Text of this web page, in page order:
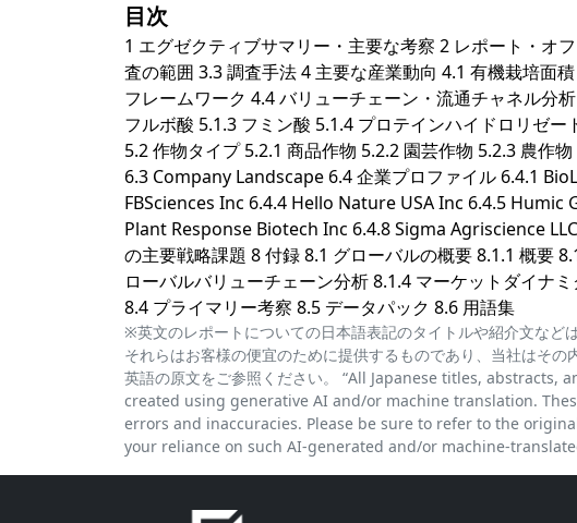
目次
1 エグゼクティブサマリー・主要な考察 2 レポート・オ
査の範囲 3.3 調査手法 4 主要な産業動向 4.1 有機栽培面
フレームワーク 4.4 バリューチェーン・流通チャネル分
フルボ酸 5.1.3 フミン酸 5.1.4 プロテインハイドロリゼ
5.2 作物タイプ 5.2.1 商品作物 5.2.2 園芸作物 5.2.3 農作
6.3 Company Landscape 6.4 企業プロファイル 6.4.1
FBSciences Inc 6.4.4 Hello Nature USA Inc 6.4.5
Plant Response Biotech Inc 6.4.8 Sigma Agriscience
の主要戦略課題 8 付録 8.1 グローバルの概要 8.1.1 概要
ローバルバリューチェーン分析 8.1.4 マーケットダイナ
8.4 プライマリー考察 8.5 データパック 8.6 用語集
※英文のレポートについての日本語表記のタイトルや紹介文など
それらはお客様の便宜のために提供するものであり、当社はそ
英語の原文をご参照ください。 “All Japanese titles,
created using generative AI and/or machine translation.
errors and inaccuracies. Please be sure to refer to the
your reliance on such AI-generated and/or machine-